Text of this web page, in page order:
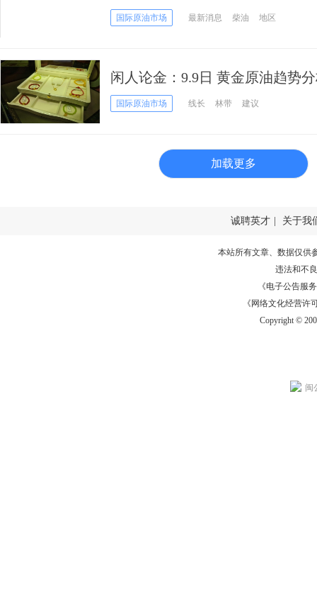
日国内油价查询
国际原油市场 最新消息 柴油 地区
闲人论金：9.9日 黄金原油趋势
国际原油市场 线长 林带 建议
加载更多
诚聘英才 关于我
本站所有文章、数据仅供
违法和不
《电子公告服务
《网络文化经营许
Copyright ©
闽